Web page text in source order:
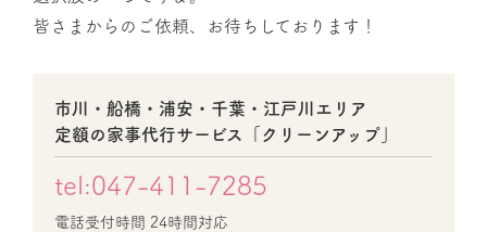
皆さまからのご依頼、お待ちしております！
市川・船橋・浦安・千葉・江戸川エリア
定額の家事代行サービス「クリーンアップ」
tel:047-411-7285
電話受付時間 24時間対応